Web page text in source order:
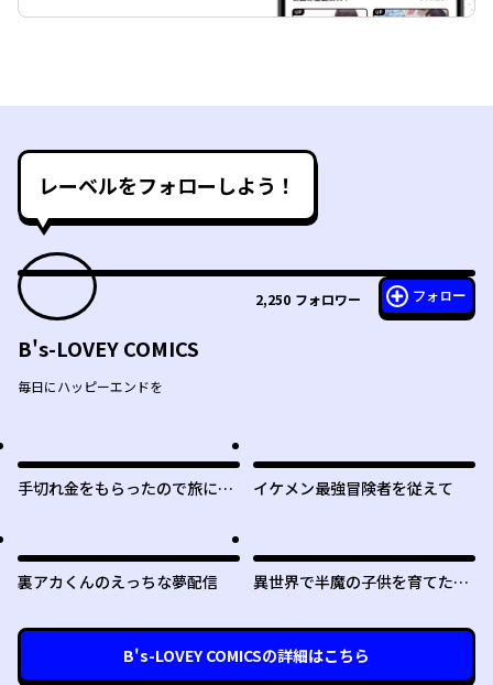
レーベルをフォローしよう！
2,250 フォロワー フォロー
B's-LOVEY COMICS
毎日にハッピーエンドを
手切れ金をもらったので旅に出
イケメン最強冒険者を従えて
裏アカくんのえっちな夢配信
異世界で半魔の子供を育てたら
B's-LOVEY COMICSの詳細はこちら